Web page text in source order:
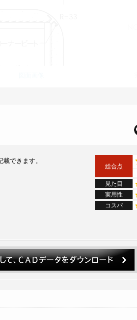
できます。
総合点
見た目
実用性
コスパ